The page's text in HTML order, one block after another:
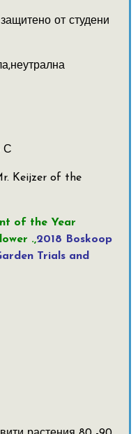
от студени
С
Keijzer of the
of the Year
.,2018 Boskoop
Trials and